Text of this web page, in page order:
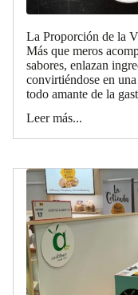
La Proporción de la
Más que meros
sabores, enlazan
convirtiéndose en
todo amante de la
Leer más...